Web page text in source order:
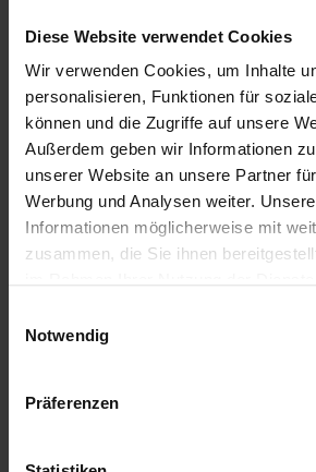
Diese Website verwendet Cookies
Wir verwenden Cookies, um Inhalte
personalisieren, Funktionen für
können und die Zugriffe auf unsere
Außerdem geben wir Informationen
unserer Website an unsere Partner
Werbung und Analysen weiter.
Informationen möglicherweise mit
zusammen, die Sie ihnen
Notwendig
Präferenzen
Sport- und
Öffentliche
Erreichbarkeit
Gleitzeit
Warum du dich bewerben solltes
Eigenverantwortung*Direkter